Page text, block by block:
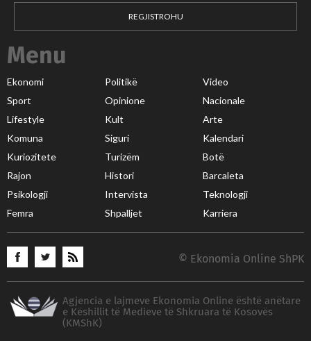
REGJISTROHU
Menu
Ekonomi Politikë
Video
Sport
Opinione
Nacionale
Lifestyle
Kult
Arte
Komuna
Siguri
Kalendari
Kuriozitete
Turizëm
Botë
Rajon
Histori
Barcaleta
Psikologji
Intervista
Teknologji
Femra
Shpalljet Karriera
© Ekonomia Online ShPK
Agjencia e lajmeve Ekonomia Online është anëtare
e Këshillit të Medieve të Shkruara të Kosovës
(KMShK)